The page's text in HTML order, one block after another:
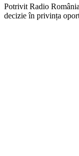
Potrivit Radio
decizie în privința